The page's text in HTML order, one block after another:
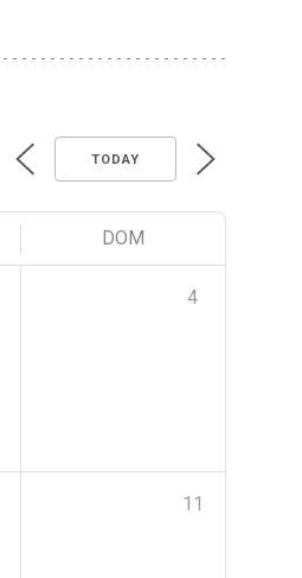
TODAY
DOM
4
11